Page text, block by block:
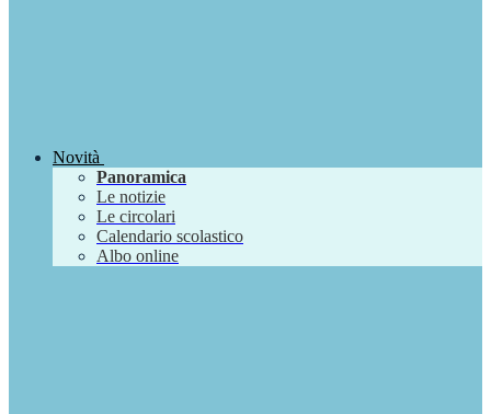
Novità
Panoramica
Le notizie
Le circolari
Calendario scolastico
Albo online